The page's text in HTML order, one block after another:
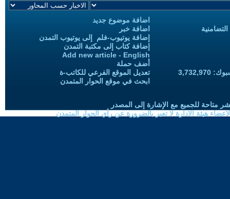
اضافة موضوع جديد
اضافة خبر
إضافة يوتيوب-فلم إلى يوتيوب التمدن
إضافة كتاب إلى مكتبة التمدن
Add new article - English
أضف حملة
تعديل الموقع الفرعي للكاتب-ة
ابحث في موقع الحوار المتمدن
متاحة للجميع مع الإشارة إلى المصدر
هيئة الادارة لا تعبر بالضرورة عن رأي الحوار المتمدن